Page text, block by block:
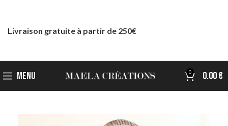
MENU 0 0.00€
Livraison gratuite à partir de 250€